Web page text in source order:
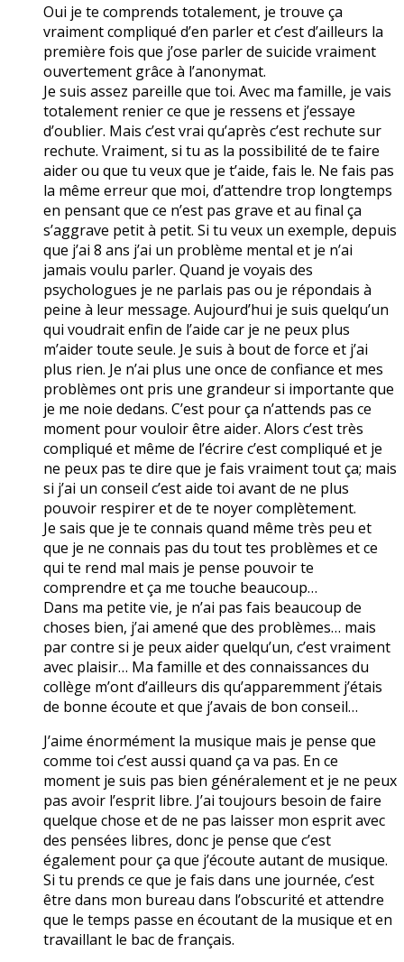
Oui je te comprends totalement, je trouve ça
vraiment compliqué d’en parler et c’est d’ailleurs la
première fois que j’ose parler de suicide vraiment
ouvertement grâce à l’anonymat.
Je suis assez pareille que toi. Avec ma famille, je vais
totalement renier ce que je ressens et j’essaye
d’oublier. Mais c’est vrai qu’après c’est rechute sur
rechute. Vraiment, si tu as la possibilité de te faire
aider ou que tu veux que je t’aide, fais le. Ne fais pas
la même erreur que moi, d’attendre trop longtemps
en pensant que ce n’est pas grave et au final ça
s’aggrave petit à petit. Si tu veux un exemple, depuis
que j’ai 8 ans j’ai un problème mental et je n’ai
jamais voulu parler. Quand je voyais des
psychologues je ne parlais pas ou je répondais à
peine à leur message. Aujourd’hui je suis quelqu’un
qui voudrait enfin de l’aide car je ne peux plus
m’aider toute seule. Je suis à bout de force et j’ai
plus rien. Je n’ai plus une once de confiance et mes
problèmes ont pris une grandeur si importante que
je me noie dedans. C’est pour ça n’attends pas ce
moment pour vouloir être aider. Alors c’est très
compliqué et même de l’écrire c’est compliqué et je
ne peux pas te dire que je fais vraiment tout ça; mais
si j’ai un conseil c’est aide toi avant de ne plus
pouvoir respirer et de te noyer complètement.
Je sais que je te connais quand même très peu et
que je ne connais pas du tout tes problèmes et ce
qui te rend mal mais je pense pouvoir te
comprendre et ça me touche beaucoup…
Dans ma petite vie, je n’ai pas fais beaucoup de
choses bien, j’ai amené que des problèmes… mais
par contre si je peux aider quelqu’un, c’est vraiment
avec plaisir… Ma famille et des connaissances du
collège m’ont d’ailleurs dis qu’apparemment j’étais
de bonne écoute et que j’avais de bon conseil…
J’aime énormément la musique mais je pense que
comme toi c’est aussi quand ça va pas. En ce
moment je suis pas bien généralement et je ne peux
pas avoir l’esprit libre. J’ai toujours besoin de faire
quelque chose et de ne pas laisser mon esprit avec
des pensées libres, donc je pense que c’est
également pour ça que j’écoute autant de musique.
Si tu prends ce que je fais dans une journée, c’est
être dans mon bureau dans l’obscurité et attendre
que le temps passe en écoutant de la musique et en
travaillant le bac de français.